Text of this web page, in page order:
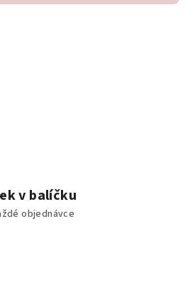
v balíčku
objednávce